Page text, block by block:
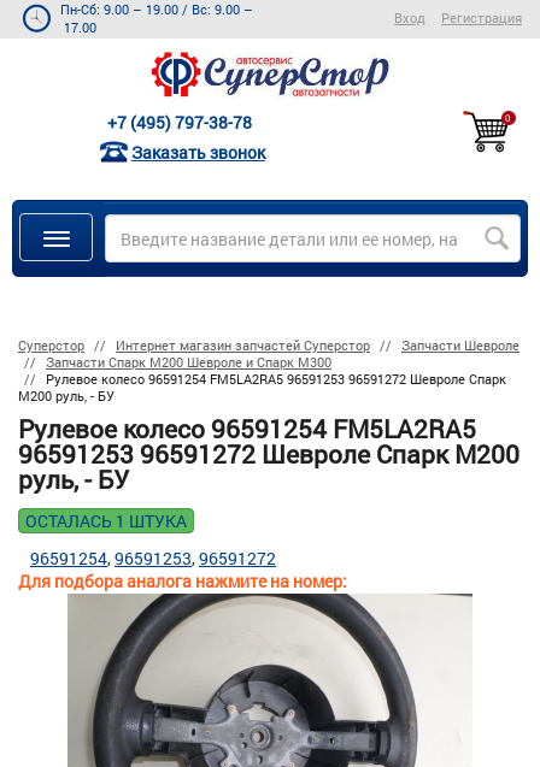
Пн-Сб: 9.00 – 19.00 / Вс: 9.00 –
17.00
Вход Регистрация
+7 (495) 797-38-78
Заказать звонок
0
Суперстор Интернет магазин запчастей Суперстор
Запчасти Шевроле
Запчасти Спарк M200 Шевроле и Спарк M300
Рулевое колесо 96591254 FM5LA2RA5 96591253 96591272 Шевроле Спарк
М200 руль, - БУ
Рулевое колесо 96591254 FM5LA2RA5
96591253 96591272 Шевроле Спарк М200
руль, - БУ
ОСТАЛАСЬ 1 ШТУКА
Для подбора аналога нажмите на номер:
96591254 96591253 96591272